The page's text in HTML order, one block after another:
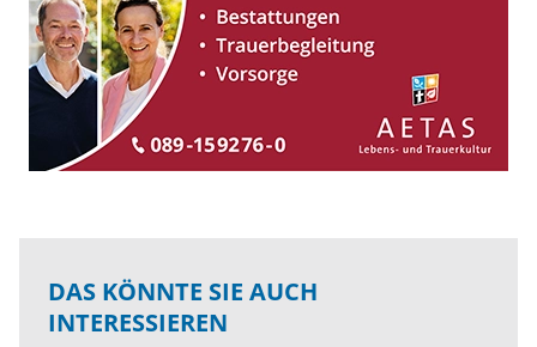
DAS KÖNNTE SIE AUCH
INTERESSIEREN